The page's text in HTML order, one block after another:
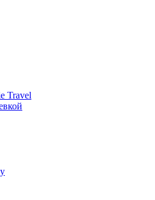
Travel